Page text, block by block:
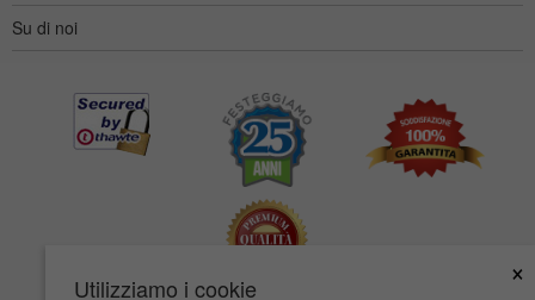
Utilizziamo i cookie
×
Su di noi